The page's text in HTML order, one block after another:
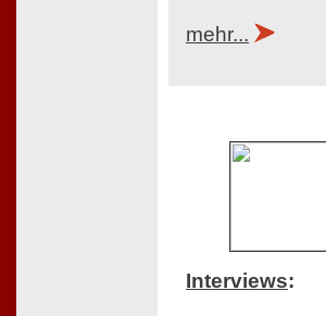
mehr...
Interviews: